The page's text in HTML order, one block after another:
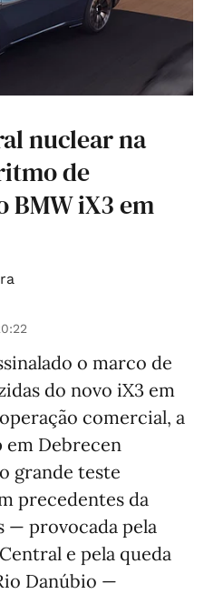
nuclear na
de
BMW iX3 em
o marco de
do novo iX3 em
comercial, a
em Debrecen
grande teste
precedentes da
— provocada pela
e pela queda
Danúbio —